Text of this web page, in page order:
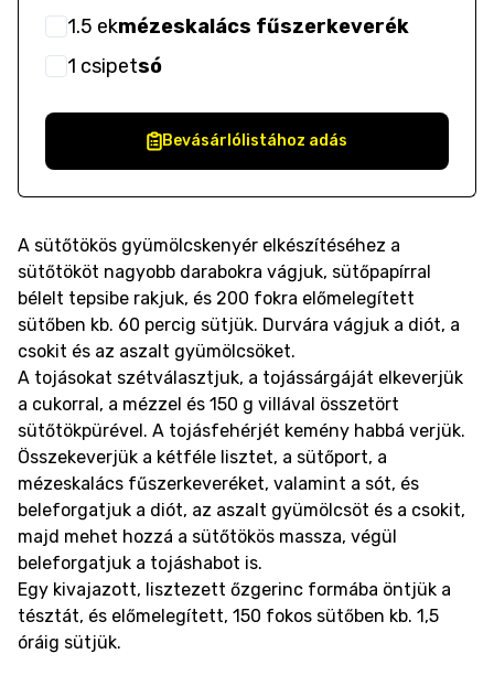
1.5 ekmézeskalács fűszerkeverék
1 csipetsó
Bevásárlólistához adás
A sütőtökös gyümölcskenyér elkészítéséhez a
sütőtököt nagyobb darabokra vágjuk, sütőpapírral
bélelt tepsibe rakjuk, és 200 fokra előmelegített
sütőben kb. 60 percig sütjük. Durvára vágjuk a diót, a
csokit és az aszalt gyümölcsöket.
A tojásokat szétválasztjuk, a tojássárgáját elkeverjük
a cukorral, a mézzel és 150 g villával összetört
sütőtökpürével. A tojásfehérjét kemény habbá verjük.
Összekeverjük a kétféle lisztet, a sütőport, a
mézeskalács fűszerkeveréket, valamint a sót, és
beleforgatjuk a diót, az aszalt gyümölcsöt és a csokit,
majd mehet hozzá a sütőtökös massza, végül
beleforgatjuk a tojáshabot is.
Egy kivajazott, lisztezett őzgerinc formába öntjük a
tésztát, és előmelegített, 150 fokos sütőben kb. 1,5
óráig sütjük.